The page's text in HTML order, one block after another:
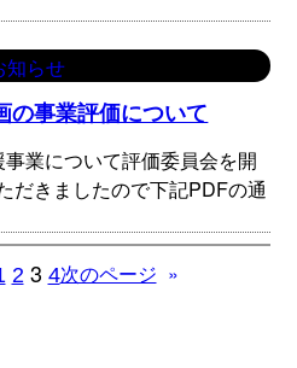
知らせ
の事業評価について
業について評価委員会を開
だきましたので下記PDFの通
2 3 4次のページ »